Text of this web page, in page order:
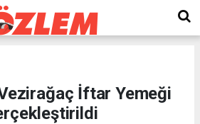
İftar Yemeği